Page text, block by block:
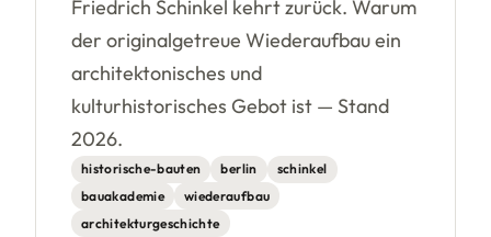
Friedrich Schinkel kehrt zurück. Warum
der originalgetreue Wiederaufbau ein
architektonisches und
kulturhistorisches Gebot ist — Stand
2026.
historische-bauten berlin
schinkel
bauakademie
wiederaufbau
architekturgeschichte